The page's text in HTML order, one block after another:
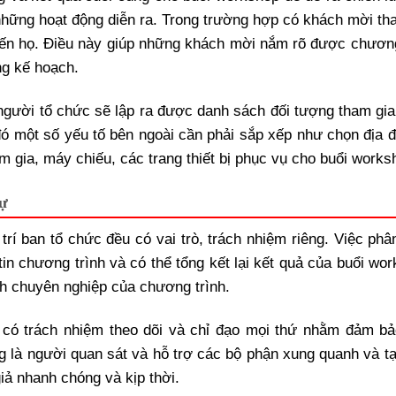
hoạt động diễn ra. Trong trường hợp có khách mời
họ. Điều này giúp những khách mời nắm rõ được
kế hoạch.
tổ chức sẽ lập ra được danh sách đối tượng tham
một số yếu tố bên ngoài cần phải sắp xếp như chọn địa
gia, máy chiếu, các trang thiết bị phục vụ cho buổi
ban tổ chức đều có vai trò, trách nhiệm riêng. Việc
chương trình và có thể tổng kết lại kết quả của buổi
chuyên nghiệp của chương trình.
trách nhiệm theo dõi và chỉ đạo mọi thứ nhằm đảm
là người quan sát và hỗ trợ các bộ phận xung quanh và
nhanh chóng và kịp thời.